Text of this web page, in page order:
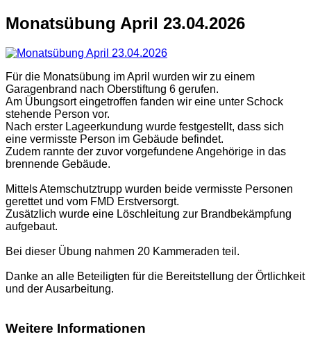
Monatsübung April 23.04.2026
Für die Monatsübung im April wurden wir zu einem
Garagenbrand nach Oberstiftung 6 gerufen.
Am Übungsort eingetroffen fanden wir eine unter Schock
stehende Person vor.
Nach erster Lageerkundung wurde festgestellt, dass sich
eine vermisste Person im Gebäude befindet.
Zudem rannte der zuvor vorgefundene Angehörige in das
brennende Gebäude.
Mittels Atemschutztrupp wurden beide vermisste Personen
gerettet und vom FMD Erstversorgt.
Zusätzlich wurde eine Löschleitung zur Brandbekämpfung
aufgebaut.
Bei dieser Übung nahmen 20 Kammeraden teil.
Danke an alle Beteiligten für die Bereitstellung der Örtlichkeit
und der Ausarbeitung.
Weitere Informationen